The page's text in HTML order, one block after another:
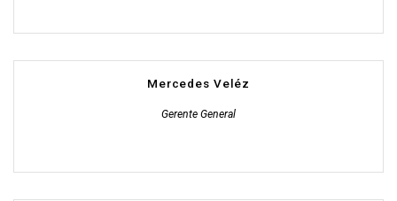
Mercedes Veléz
Gerente General